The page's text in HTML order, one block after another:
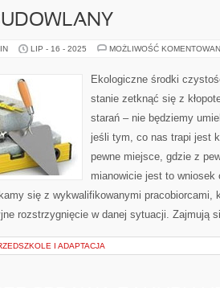
LIP - 16 - 2025 MOŻLIWOŚĆ
Ekologiczne środki
stanie zetknąć się z
starań – nie będziemy
jeśli tym, co nas trapi jest
pewne miejsce, gdzie z
mianowicie jest to wniosek
się z wykwalifikowanymi pracobiorcami,
rozstrzygnięcie w danej sytuacji. Zajmują
I ADAPTACJA